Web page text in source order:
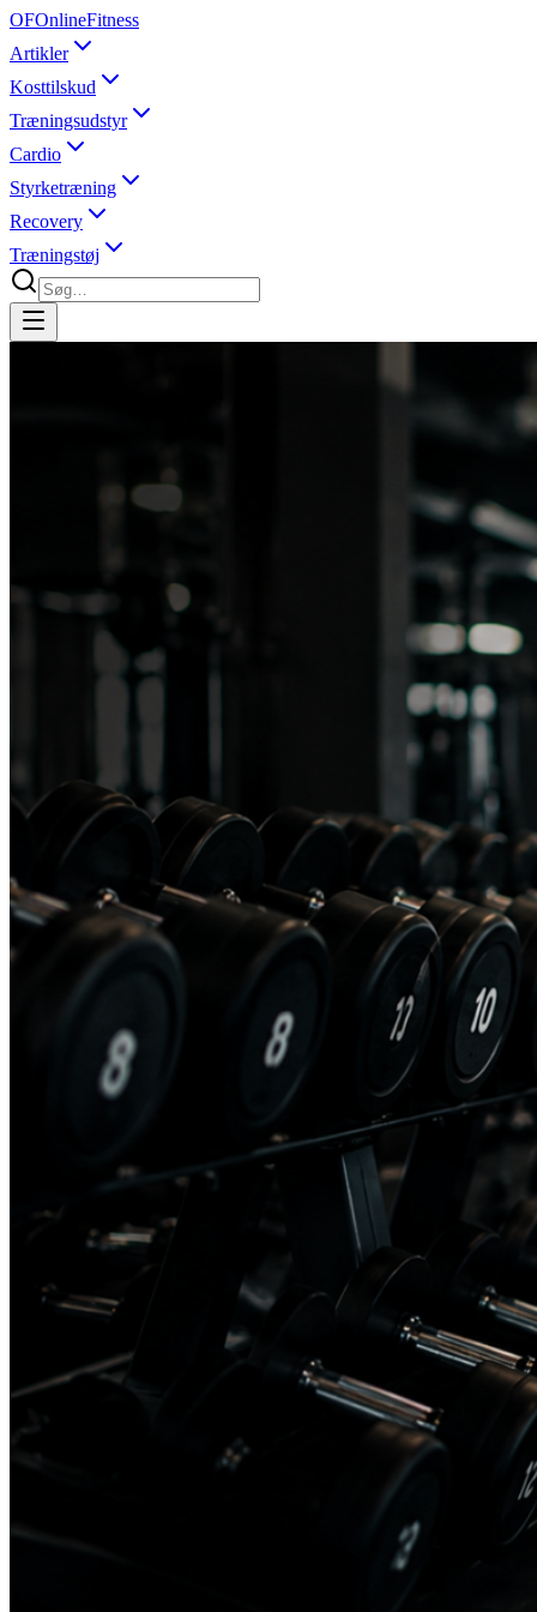
OFOnlineFitness
Artikler
Kosttilskud
Træningsudstyr
Cardio
Styrketræning
Recovery
Træningstøj